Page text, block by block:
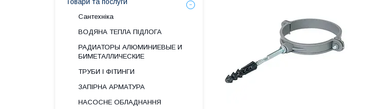
Сантехніка
ВОДЯНА ТЕПЛА ПІДЛОГА
РАДИАТОРЫ АЛЮМИНИЕВЫЕ И
БИМЕТАЛЛИЧЕСКИЕ
ТРУБИ І ФІТИНГИ
ЗАПІРНА АРМАТУРА
НАСОСНЕ ОБЛАДНАННЯ